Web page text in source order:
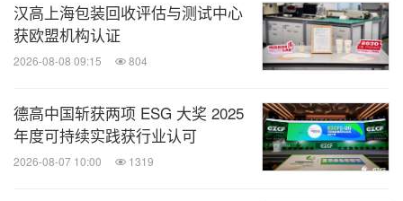
相关股票：
Swiss:SGSN
微信公众号“能动”发布全球能源、化工、采
矿、动力、新能源车企业最新的经营动态。
扫描二维码，立即订阅！
汉高上海包装回收评估与测试中心
获欧盟机构认证
2026-08-08 09:15 804
德高中国斩获两项 ESG 大奖 2025
年度可持续实践获行业认可
2026-08-07 10:00 1319